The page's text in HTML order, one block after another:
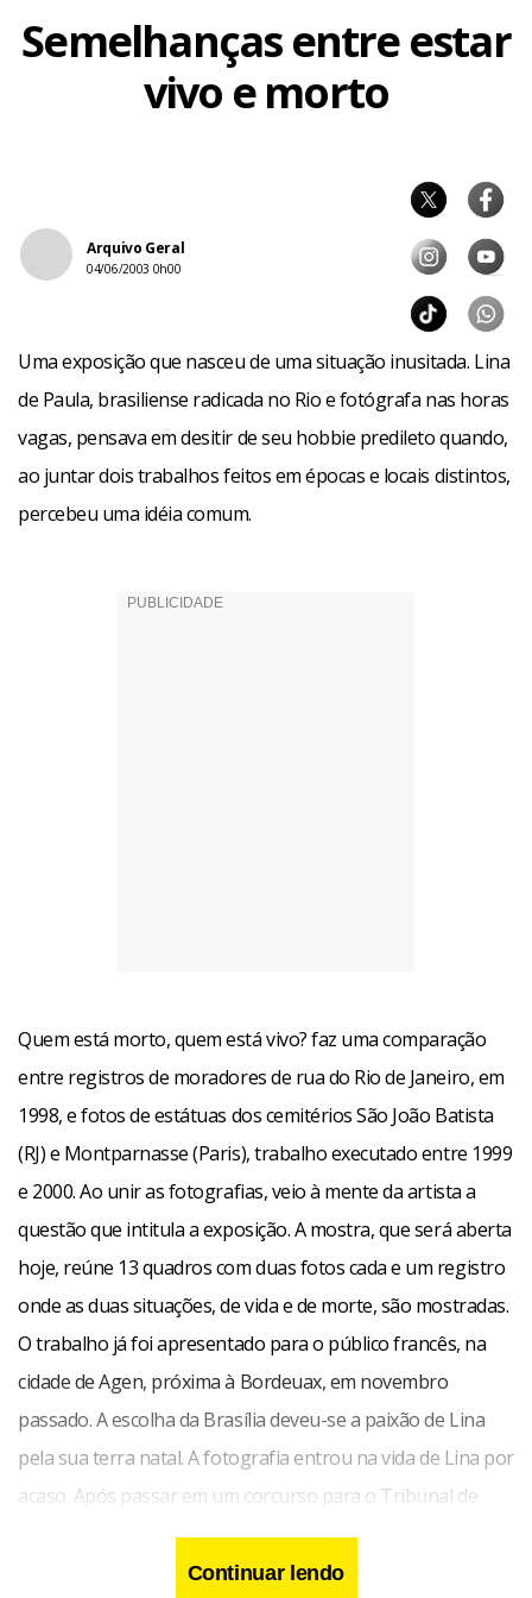
Facebook
WhatsApp
LinkedIn
Twitter
X Telegram
Share
Semelhanças entre estar
vivo e morto
Arquivo Geral
04/06/2003 0h00
Uma exposição que nasceu de uma situação inusitada. Lina
de Paula, brasiliense radicada no Rio e fotógrafa nas horas
vagas, pensava em desitir de seu hobbie predileto quando,
ao juntar dois trabalhos feitos em épocas e locais distintos,
percebeu uma idéia comum.
Quem está morto, quem está vivo? faz uma comparação
entre registros de moradores de rua do Rio de Janeiro, em
1998, e fotos de estátuas dos cemitérios São João Batista
(RJ) e Montparnasse (Paris), trabalho executado entre 1999
e 2000. Ao unir as fotografias, veio à mente da artista a
questão que intitula a exposição. A mostra, que será aberta
hoje, reúne 13 quadros com duas fotos cada e um registro
onde as duas situações, de vida e de morte, são mostradas.
O trabalho já foi apresentado para o público francês, na
cidade de Agen, próxima à Bordeuax, em novembro
passado. A escolha da Brasília deveu-se a paixão de Lina
pela sua terra natal. A fotografia entrou na vida de Lina por
acaso. Após passar em um corcurso para o Tribunal de
Contas do Estado do Rio de Janeiro, assumiu seu cargo na
Assessoria de Comunicação da instituição. Com a falta de
Continuar lendo